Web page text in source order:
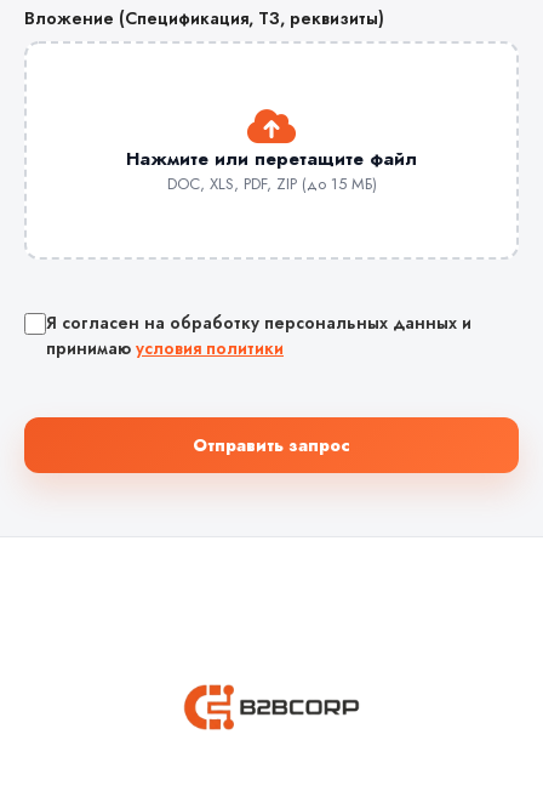
Вложение (Спецификация, ТЗ, реквизиты)
Нажмите или перетащите файл
DOC, XLS, PDF, ZIP (до 15 МБ)
Я согласен на обработку персональных данных и
принимаю условия политики
Отправить запрос